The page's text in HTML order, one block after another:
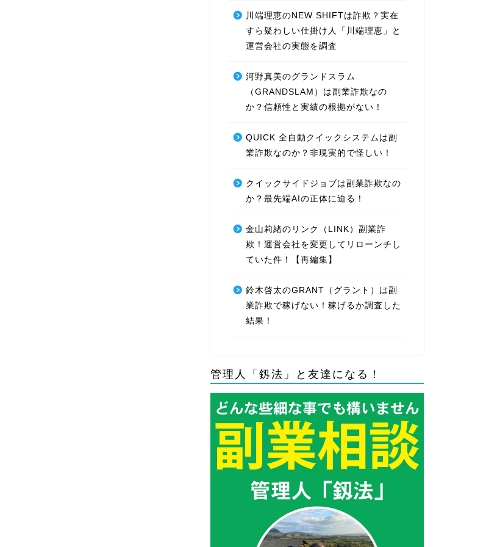
川端理恵のNEW SHIFTは詐欺？実在
すら疑わしい仕掛け人「川端理恵」と
運営会社の実態を調査
河野真美のグランドスラム
（GRANDSLAM）は副業詐欺なの
か？信頼性と実績の根拠がない！
QUICK 全自動クイックシステムは副
業詐欺なのか？非現実的で怪しい！
クイックサイドジョブは副業詐欺なの
か？最先端AIの正体に迫る！
金山莉緒のリンク（LINK）副業詐
欺！運営会社を変更してリローンチし
ていた件！【再編集】
鈴木啓太のGRANT（グラント）は副
業詐欺で稼げない！稼げるか調査した
結果！
管理人「釼法」と友達になる！